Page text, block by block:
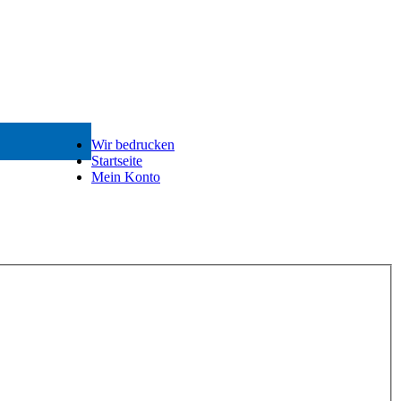
Wir bedrucken
Startseite
Mein Konto